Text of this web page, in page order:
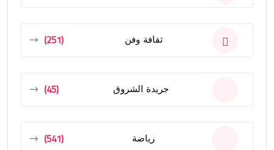
ثقافة وفن (251)
جريدة الشروق (45)
رياضة (541)